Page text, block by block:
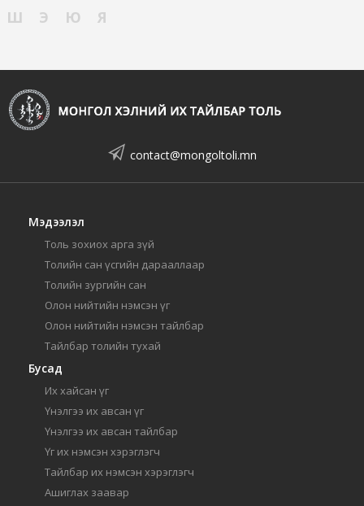
Ш
Э Ю Я
contact@mongoltoli.mn
Мэдээлэл
Толь зохиох арга зүй
Толийн сан үсгийн дарааллаар
Толийн зургийн сан
Олон нийтийн нэмсэн үг
Олон нийтийн нэмсэн тайлбар
Тайлбар толийн тухай
Бусад
Их хайсан үг
Үнэлгээ их авсан үг
Үнэлгээ их авсан тайлбар
Үг их нэмсэн хэрэглэгч
Тайлбар их нэмсэн хэрэглэгч
Ашиглах заавар